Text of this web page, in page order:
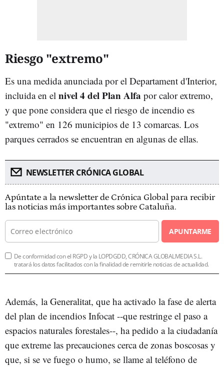
Riesgo "extremo"
Es una medida anunciada por el Departament d'Interior,
incluida en el nivel 4 del Plan Alfa por calor extremo,
y que pone considera que el riesgo de incendio es
"extremo" en 126 municipios de 13 comarcas. Los
parques cerrados se encuentran en algunas de ellas.
NEWSLETTER CRÓNICA GLOBAL
Apúntate a la newsletter de Crónica Global para recibir
las noticias más importantes sobre Cataluña.
APUNTARME
De conformidad con el RGPD y la LOPDGDD, CRÓNICA GLOBALMEDIA S.L.
tratará los datos facilitados con la finalidad de remitirle noticias de actualidad.
Además, la Generalitat, que ha activado la fase de alerta
del plan de incendios Infocat --que restringe el paso a
espacios naturales forestales--, ha pedido a la ciudadanía
que extreme las precauciones cerca de zonas boscosas y
que, si se ve fuego o humo, se llame al teléfono de